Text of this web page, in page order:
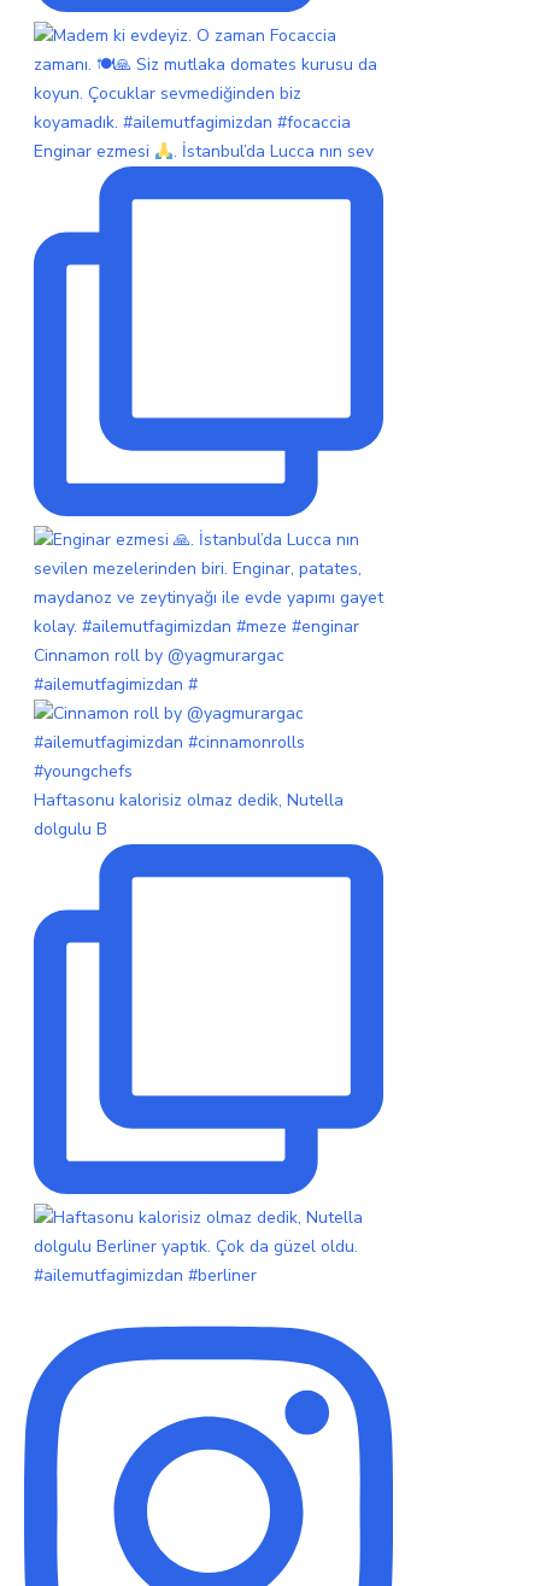
Enginar ezmesi . İstanbul’da Lucca nın sev
Cinnamon roll by @yagmurargac
#ailemutfagimizdan #
Haftasonu kalorisiz olmaz dedik, Nutella
dolgulu B